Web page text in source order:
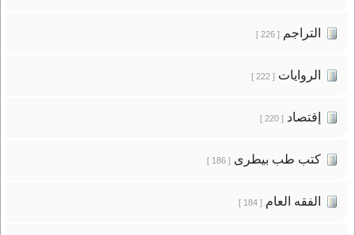
التراجم[ 226 ]
الروايات[ 222 ]
إقتصاد[ 220 ]
كتب طب بيطرى[ 186 ]
الفقه العام[ 184 ]